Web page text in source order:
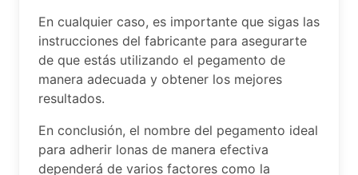
En cualquier caso, es importante que sigas las
instrucciones del fabricante para asegurarte
de que estás utilizando el pegamento de
manera adecuada y obtener los mejores
resultados.
En conclusión, el nombre del pegamento ideal
para adherir lonas de manera efectiva
dependerá de varios factores como la